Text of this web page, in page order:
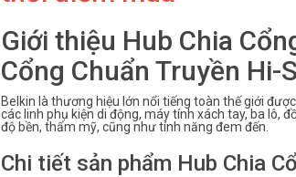
Giới thiệu Hub Chia
Cổng Chuẩn Truyền Hi-
Belkin là thương hiệu lớn nổi tiếng toàn thế giới
các linh phụ kiện di động, máy tính xách tay, ba lô,
độ bền, thẩm mỹ, cũng như tính năng đem đến.
Chi tiết sản phẩm Hub Chia